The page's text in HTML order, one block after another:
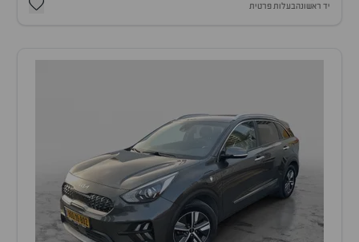
יד ראשונהבעלות פרטית